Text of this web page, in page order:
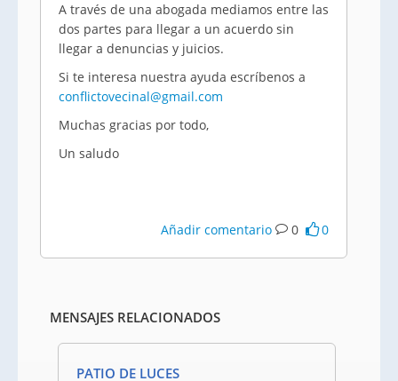
A través de una abogada mediamos entre las
dos partes para llegar a un acuerdo sin
llegar a denuncias y juicios.
Si te interesa nuestra ayuda escríbenos a
conflictovecinal@gmail.com
Muchas gracias por todo,
Un saludo
Añadir comentario 0 0
MENSAJES RELACIONADOS
PATIO DE LUCES